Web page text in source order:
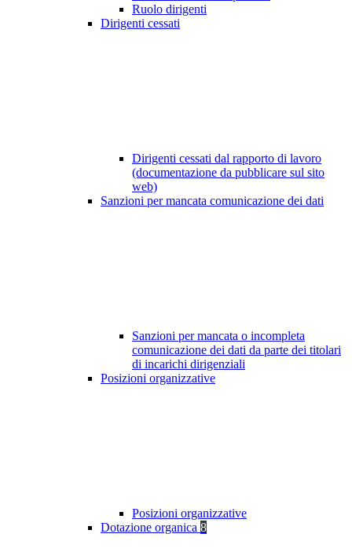
Ruolo dirigenti
Dirigenti cessati
Dirigenti cessati dal rapporto di lavoro
(documentazione da pubblicare sul sito
web)
Sanzioni per mancata comunicazione dei dati
Sanzioni per mancata o incompleta
comunicazione dei dati da parte dei titolari
di incarichi dirigenziali
Posizioni organizzative
Posizioni organizzative
Dotazione organica 8